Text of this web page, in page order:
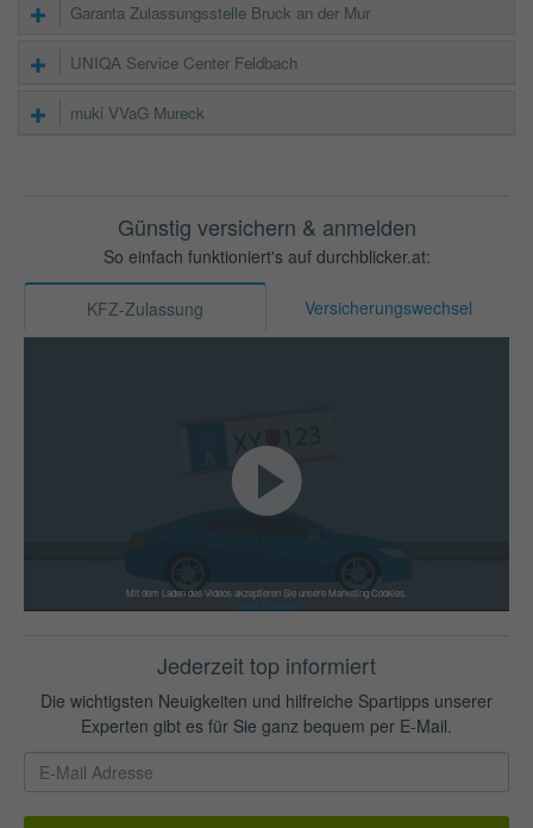
Garanta Zulassungsstelle Bruck an der Mur
UNIQA Service Center Feldbach
muki VVaG Mureck
Günstig versichern & anmelden
So einfach funktioniert's auf durchblicker.at:
KFZ-Zulassung Versicherungswechsel
Mit dem Laden des Videos akzeptieren Sie unsere Marketing Cookies.
Mehr Erfahren
Jederzeit top informiert
Die wichtigsten Neuigkeiten und hilfreiche Spartipps unserer
Experten gibt es für Sie ganz bequem per E-Mail.